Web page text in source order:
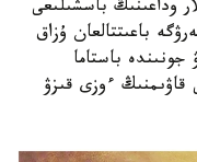
وداعىنىڭ باسشىلىعى
باعىتتالعان ۇزاق
جونىندە باستاما
ءوزى قىزۋ